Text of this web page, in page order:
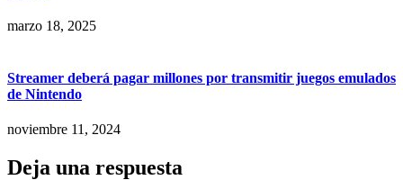
marzo 18, 2025
Streamer deberá pagar millones por transmitir juegos emulados
de Nintendo
noviembre 11, 2024
Deja una respuesta